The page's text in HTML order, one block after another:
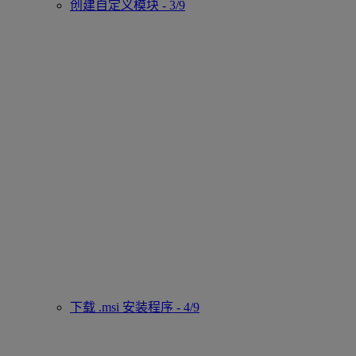
创建自定义模块 - 3/9
下载 .msi 安装程序 - 4/9